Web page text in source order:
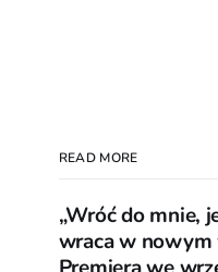
READ MORE
„Wróć do mnie,
wraca w nowym